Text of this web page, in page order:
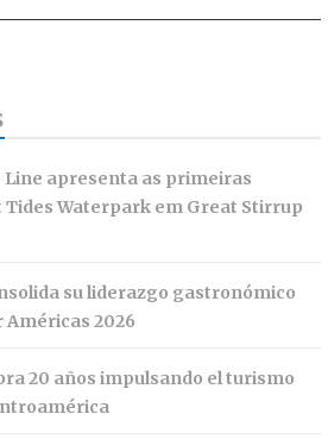
Line apresenta as primeiras
Waterpark em Great Stirrup
su liderazgo gastronómico
Américas 2026
20 años impulsando el turismo